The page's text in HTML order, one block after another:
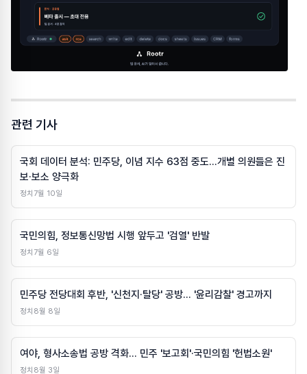
관련 기사
국회 데이터 분석: 민주당, 이념 지수 63점 중도…개별 의원들은 진
보·보소 양극화
정치 7월 10일
국민의힘, 정보통신망법 시행 앞두고 '검열' 반발
정치 7월 6일
민주당 전당대회 후반, '신천지·탈당' 공방… '윤리감찰' 경고까지
정치 8월 8일
여야, 형사소송법 공방 격화… 민주 '보고회'·국민의힘 '헌법소원'
정치 8월 3일